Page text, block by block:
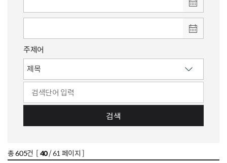
주제어
검색
총605건 [40/ 61 페이지 ]